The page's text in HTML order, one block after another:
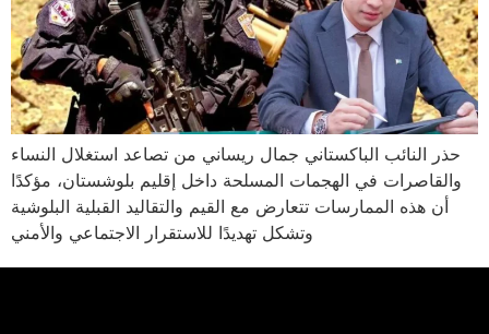
حذر النائب الباكستاني جمال ريساني من تصاعد استغلال النساء
والقاصرات في الهجمات المسلحة داخل إقليم بلوشستان، مؤكدًا
أن هذه الممارسات تتعارض مع القيم والتقاليد القبلية البلوشية
وتشكل تهديدًا للاستقرار الاجتماعي والأمني